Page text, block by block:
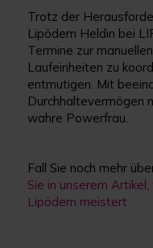
Trotz der
Lipödem Heldin bei
Termine zur
Laufeinheiten zu
entmutigen. Mit
Durchhaltevermögen
wahre Powerfrau.
Fall Sie noch mehr
Sie in unserem
Lipödem meistert.